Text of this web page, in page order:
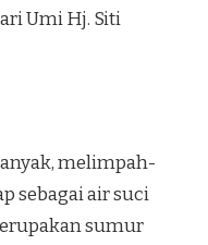
Umi Hj. Siti
sebagai air suci
sumur